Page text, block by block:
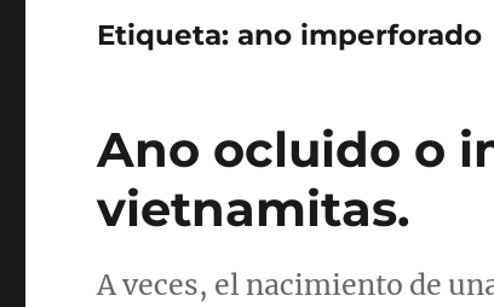
Etiqueta:ano imperforado
Ano ocluido o
vietnamitas.
A veces, el nacimiento de